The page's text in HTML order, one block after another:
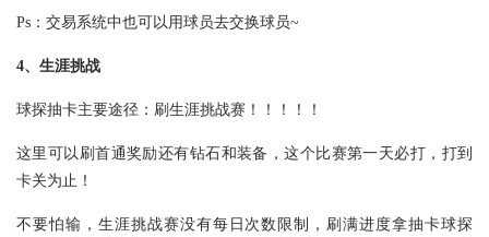
Ps：交易系统中也可以用球员去交换球员~
4、生涯挑战
球探抽卡主要途径：刷生涯挑战赛！！！！！
这里可以刷首通奖励还有钻石和装备，这个比赛第一天必打，打到
卡关为止！
不要怕输，生涯挑战赛没有每日次数限制，刷满进度拿抽卡球探